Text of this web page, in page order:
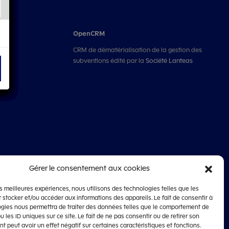
OpenCRM
CRM de dématérialisation de la gestion des
subventions édité par la Société Lanteas
Gérer le consentement aux cookies
meilleures expériences, nous utilisons des technologies telles que les
stocker et/ou accéder aux informations des appareils. Le fait de consentir à
nous permettra de traiter des données telles que le comportement de
les ID uniques sur ce site. Le fait de ne pas consentir ou de retirer son
peut avoir un effet négatif sur certaines caractéristiques et fonctions.